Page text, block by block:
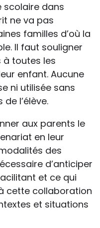
scolaire dans
ne va pas
familles d’où la
Il faut souligner
à toutes les
enfant. Aucune
ni utilisée sans
l’élève.
aux parents le
en leur
des
d’anticiper
et ce qui
cette collaboration
et situations